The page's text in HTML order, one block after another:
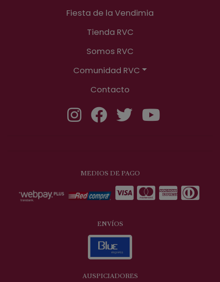
Fiesta de la Vendimia
Tienda RVC
Somos RVC
Comunidad RVC
Contacto
MEDIOS DE PAGO
ENVÍOS
AUSPICIADORES